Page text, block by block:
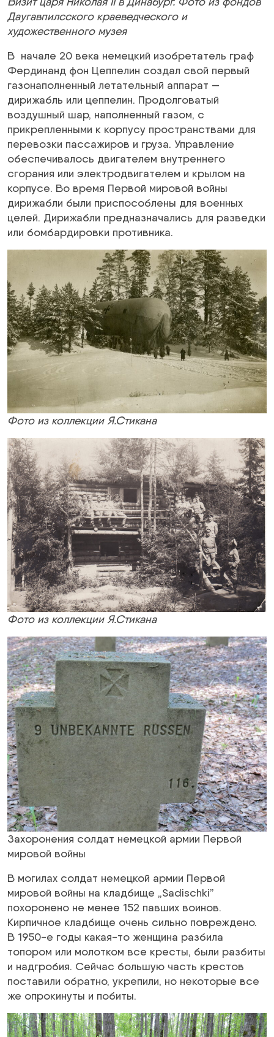
Даугавпилсского краеведческого и
художественного музея
В начале 20 века немецкий изобретатель граф
Фердинанд фон Цеппелин создал свой первый
газонаполненный летательный аппарат —
дирижабль или цеппелин. Продолговатый
воздушный шар, наполненный газом, с
прикрепленными к корпусу пространствами для
перевозки пассажиров и груза. Управление
обеспечивалось двигателем внутреннего
сгорания или электродвигателем и крылом на
корпусе. Во время Первой мировой войны
дирижабли были приспособлены для военных
целей. Дирижабли предназначались для разведки
или бомбардировки противника.
Фото из коллекции Я.Стикана
Фото из коллекции Я.Стикана
Захоронения солдат немецкой армии Первой
мировой войны
В могилах солдат немецкой армии Первой
мировой войны на кладбище „Sadischki”
похоронено не менее 152 павших воинов.
Кирпичное кладбище очень сильно повреждено.
В 1950-е годы какая-то женщина разбила
топором или молотком все кресты, были разбиты
и надгробия. Сейчас большую часть крестов
поставили обратно, укрепили, но некоторые все
же опрокинуты и побиты.